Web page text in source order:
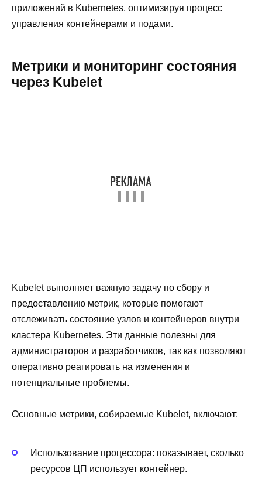
приложений в Kubernetes, оптимизируя процесс
управления контейнерами и подами.
Метрики и мониторинг состояния
через Kubelet
Kubelet выполняет важную задачу по сбору и
предоставлению метрик, которые помогают
отслеживать состояние узлов и контейнеров внутри
кластера Kubernetes. Эти данные полезны для
администраторов и разработчиков, так как позволяют
оперативно реагировать на изменения и
потенциальные проблемы.
Основные метрики, собираемые Kubelet, включают:
Использование процессора: показывает, сколько
ресурсов ЦП использует контейнер.